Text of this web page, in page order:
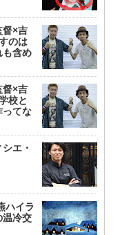
督×吉
のは
も含め
督×吉
校と
ってな
エ・
ハイラ
温冷交